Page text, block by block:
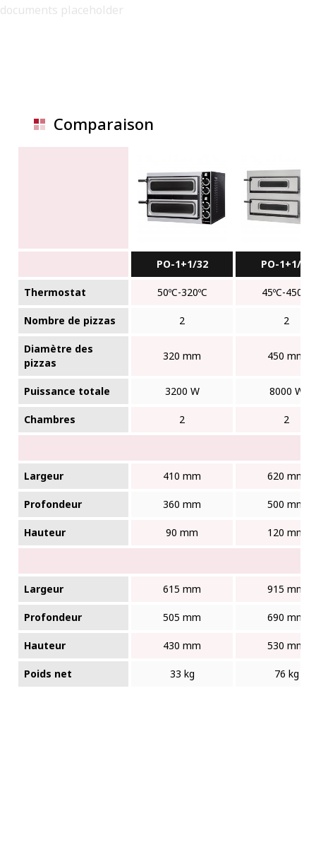
documents placeholder
Comparaison
PO-1+1/32 PO-1+1/45
Thermostat 50ºC-320ºC 45ºC-450ºC
Nombre de pizzas 2 2
Diamètre des
pizzas
320 mm 450 mm
Puissance totale 3200 W 8000 W
Chambres 2 2
Largeur 410 mm 620 mm
Profondeur 360 mm 500 mm
Hauteur 90 mm 120 mm
Largeur 615 mm 915 mm
Profondeur 505 mm 690 mm
Hauteur 430 mm 530 mm
Poids net 33 kg 76 kg